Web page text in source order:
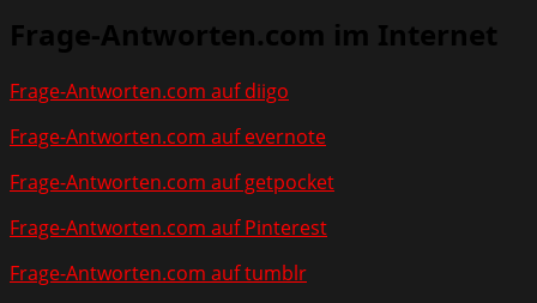
Frage-Antworten.com im Internet
Frage-Antworten.com auf diigo
Frage-Antworten.com auf evernote
Frage-Antworten.com auf getpocket
Frage-Antworten.com auf Pinterest
Frage-Antworten.com auf tumblr